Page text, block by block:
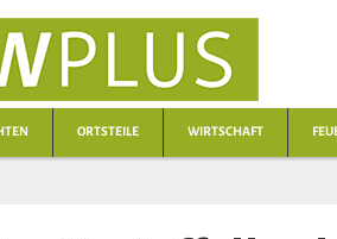
ORTSTEILE WIRTSCHAFT